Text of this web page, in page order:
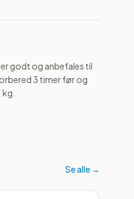
godt og anbefales til
3 timer før og
Se alle →